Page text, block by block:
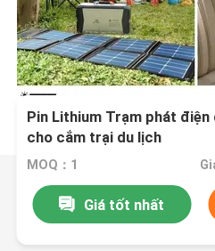
Pin Lithium Trạm phát
cho cắm trại du lịch
MOQ：1
Giá tốt nhất